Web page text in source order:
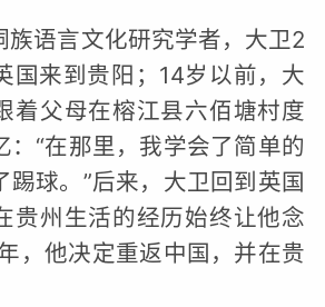
族语言文化研究学者，大卫2
国来到贵阳；14岁以前，大
着父母在榕江县六佰塘村度
：“在那里，我学会了简单的
踢球。”后来，大卫回到英国
贵州生活的经历始终让他念
，他决定重返中国，并在贵